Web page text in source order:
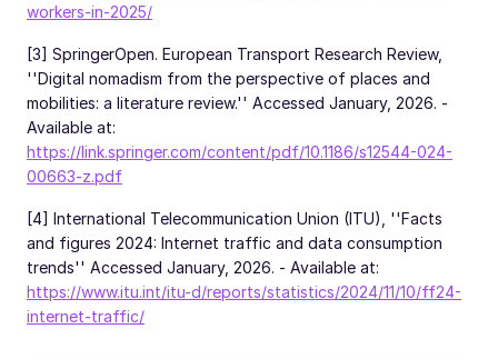
workers-in-2025/
[3] SpringerOpen. European Transport Research Review,
''Digital nomadism from the perspective of places and
mobilities: a literature review.'' Accessed January, 2026. -
Available at:
https://link.springer.com/content/pdf/10.1186/s12544-024-
00663-z.pdf
[4] International Telecommunication Union (ITU), ''Facts
and figures 2024: Internet traffic and data consumption
trends'' Accessed January, 2026. - Available at:
https://www.itu.int/itu-d/reports/statistics/2024/11/10/ff24-
internet-traffic/